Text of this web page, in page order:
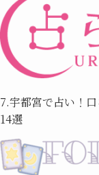
7.宇都宮で占い！
14選